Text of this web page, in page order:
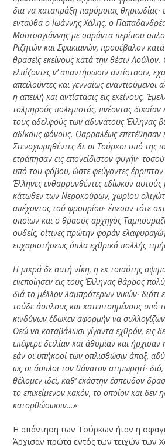
δια να καταπράξη παρόμοιας θηριωδίας·
ενταύθα ο Ιωάννης Χάλης, ο
Μουτσογιάννης με σαράντα περίπου
Ριζητών και Σφακιανών, προσέβαλον
θρασείς εκείνους κατά την θέσιν
ελπίζοντες ν’ απαντήσωσιν αντίστασιν,
απειλούντες και γενναίως εναντιούμενοι
η απειλή και αντίστασις εις εκείνους.
τολμηρούς πολεμιστάς, πνέοντας δικαίαν
τους αδελφούς των αδυνάτους Έλληνας
αδίκους φόνους. Θαρραλέως επετέθησαν
Στενοχωρηθέντες δε οι Τούρκοι υπό της
ετράπησαν εις επονείδιστον φυγήν·
υπό του φόβου, ώστε φεύγοντες
Έλληνες ενθαρρυνθέντες εδίωκον αυτούς
κάτωθεν των Νεροκούρων, χωρίου
απέχοντος τού φρουρίου· έπεσαν τότε
οποίων και ο θρασύς αρχηγός
ουδείς, οίτινες πρώτην φοράν
ευχαριστήσεως όπλα εχθρικά πολλής
Η μικρά δε αυτή νίκη, η εκ τοιαύτης
ενεποίησεν εις τους Έλληνας θάρρος
διά το μέλλον λαμπρότερων νικών· διότι
τούδε άοπλους και κατεπτοημένους υπό
κινδύνων έδωκεν αφορμήν να
Θεώ να καταβάλωσι γίγαντα εχθρόν, εις
επέφερε δειλίαν και άθυμίαν και ήρχισαν
εάν οι υπήκοοί των οπλισθώσιν άπαξ,
ως οι άοπλοι τον θάνατον ατιμωρητί·
θέλομεν ιδεί, καθ’ εκάστην έσπευδον
το επικείμενον κακόν, το οποίον και δεν
κατορθώσωσιν…»
Η απάντηση των Τούρκων ήταν η
Άρχισαν πρώτα εντός των τειχών των